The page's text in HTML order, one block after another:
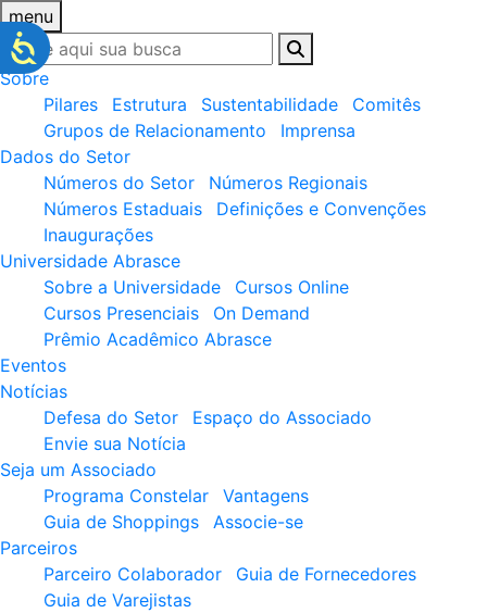
menu
Sobre
Pilares
Estrutura Sustentabilidade
Comitês
Grupos de Relacionamento
Imprensa
Dados do Setor
Números do Setor
Números Regionais
Números Estaduais
Definições e Convenções
Inaugurações
Universidade Abrasce
Sobre a Universidade
Cursos Online
Cursos Presenciais
On Demand
Prêmio Acadêmico Abrasce
Eventos
Notícias
Defesa do Setor
Espaço do Associado
Envie sua Notícia
Seja um Associado
Programa Constelar
Vantagens
Guia de Shoppings
Associe-se
Parceiros
Parceiro Colaborador
Guia de Fornecedores
Guia de Varejistas